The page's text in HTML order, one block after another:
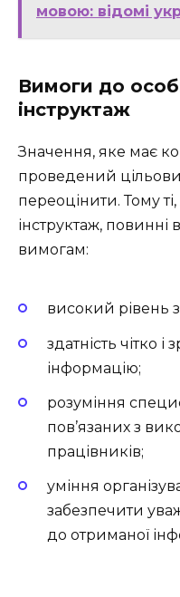
мовою: відомі
Вимоги до
інструктаж
Значення, яке має
проведений
переоцінити. Тому
інструктаж, повинні
вимогам:
високий рівень
здатність чітко і
інформацію;
розуміння
пов’язаних з
працівників;
уміння
забезпечити
до отриманої